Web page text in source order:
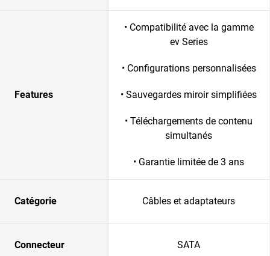
Features
• Compatibilité avec la gamme
ev Series
• Configurations personnalisées
• Sauvegardes miroir simplifiées
• Téléchargements de contenu
simultanés
• Garantie limitée de 3 ans
Catégorie Câbles et adaptateurs
Connecteur SATA